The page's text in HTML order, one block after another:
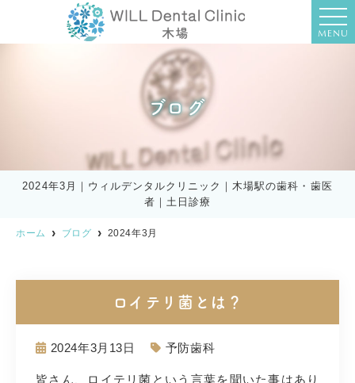
MENU
ブログ
2024年3月｜ウィルデンタルクリニック｜木場駅の歯科・歯医
者｜土日診療
ホーム ブログ 2024年3月
ロイテリ菌とは？
2024年3月13日 予防歯科
皆さん、ロイテリ菌という言葉を聞いた事はあり